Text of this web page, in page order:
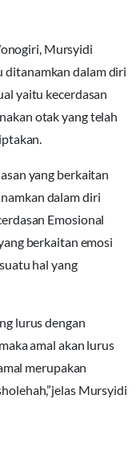
Mursyidi
ditanamkan dalam diri
yaitu kecerdasan
otak yang telah
yang berkaitan
dalam diri
Emosional
berkaitan emosi
hal yang
lurus dengan
amal akan lurus
merupakan
Mursyidi